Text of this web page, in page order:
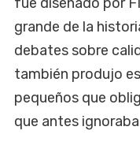
grande de la
debates sobre
también produjo
pequeños que
que antes